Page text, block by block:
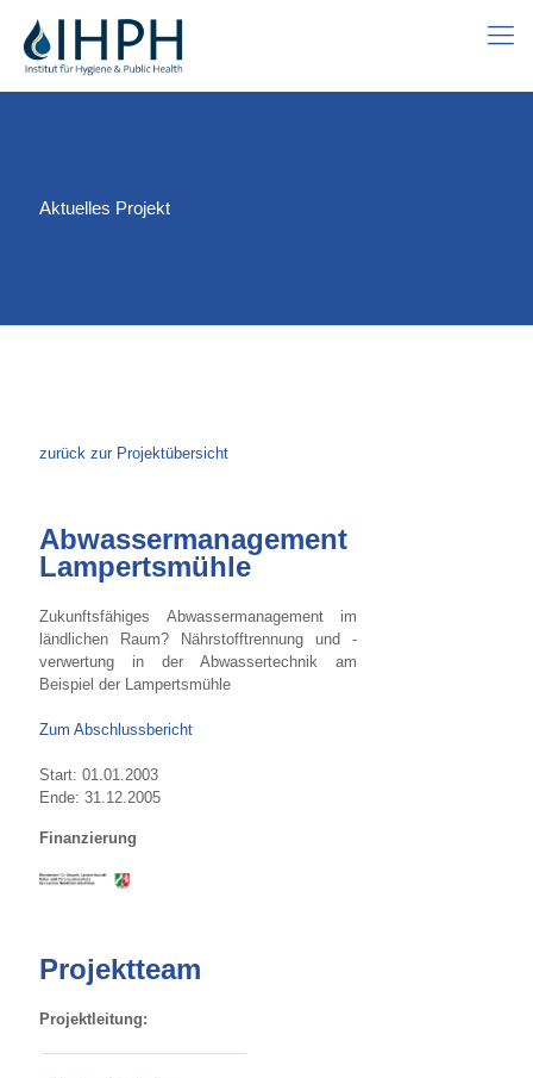
Aktuelles Projekt
zurück zur Projektübersicht
Abwassermanagement
Lampertsmühle
Zukunftsfähiges Abwassermanagement im
ländlichen Raum? Nährstofftrennung und -
verwertung in der Abwassertechnik am
Beispiel der Lampertsmühle
Zum Abschlussbericht
Start: 01.01.2003
Ende: 31.12.2005
Finanzierung
Projektteam
Projektleitung: